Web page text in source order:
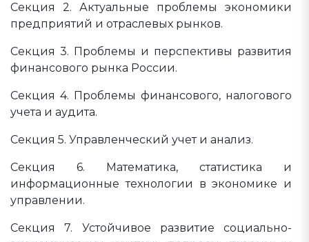
Секция 2. Актуальные проблемы экономики
предприятий и отраслевых рынков.
Секция 3. Проблемы и перспективы развития
финансового рынка России.
Секция 4. Проблемы финансового, налогового
учета и аудита.
Секция 5. Управленческий учет и анализ.
Секция 6. Математика, статистика и
информационные технологии в экономике и
управлении.
Секция 7. Устойчивое развитие социально-